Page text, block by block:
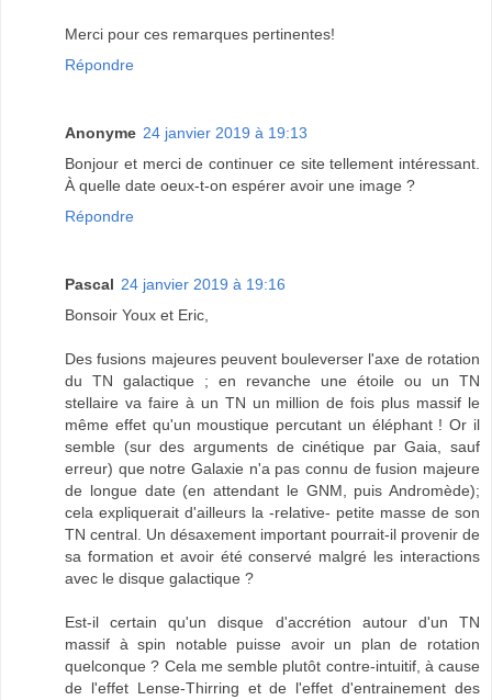
Merci pour ces remarques pertinentes!
Répondre
Anonyme 24 janvier 2019 à 19:13
Bonjour et merci de continuer ce site tellement intéressant.
À quelle date oeux-t-on espérer avoir une image ?
Répondre
Pascal 24 janvier 2019 à 19:16
Bonsoir Youx et Eric,
Des fusions majeures peuvent bouleverser l'axe de rotation
du TN galactique ; en revanche une étoile ou un TN
stellaire va faire à un TN un million de fois plus massif le
même effet qu'un moustique percutant un éléphant ! Or il
semble (sur des arguments de cinétique par Gaia, sauf
erreur) que notre Galaxie n'a pas connu de fusion majeure
de longue date (en attendant le GNM, puis Andromède);
cela expliquerait d'ailleurs la -relative- petite masse de son
TN central. Un désaxement important pourrait-il provenir de
sa formation et avoir été conservé malgré les interactions
avec le disque galactique ?
Est-il certain qu'un disque d'accrétion autour d'un TN
massif à spin notable puisse avoir un plan de rotation
quelconque ? Cela me semble plutôt contre-intuitif, à cause
de l'effet Lense-Thirring et de l'effet d'entrainement des